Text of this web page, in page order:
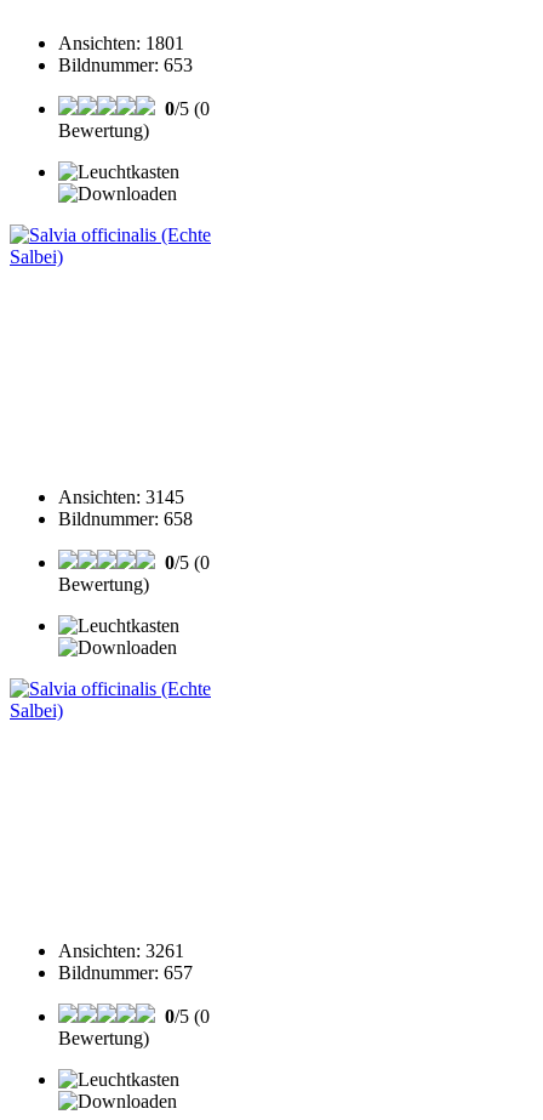
Ansichten: 1801
Bildnummer: 653
0/5 (0
Bewertung)
Ansichten: 3145
Bildnummer: 658
0/5 (0
Bewertung)
Ansichten: 3261
Bildnummer: 657
0/5 (0
Bewertung)